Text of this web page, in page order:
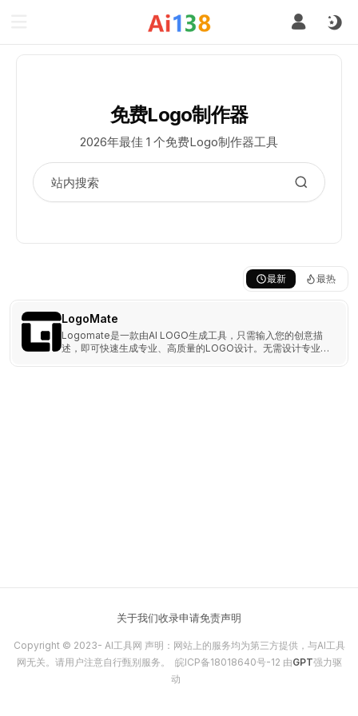
免费Logo制作器
2026年最佳 1 个免费Logo制作器工具
最新 最热
LogoMate
Logomate是一款由AI LOGO生成工具，只需输入您的创意描
述，即可快速生成专业、高质量的LOGO设计。无需设计专业知
关于我们收录申请免责声明
Copyright © 2023- AI工具网 声明：网站上的服务均为第三方提供，与AI工具
网无关。请用户注意自行甄别服务。 皖ICP备18018640号-12 由GPT强力驱
动